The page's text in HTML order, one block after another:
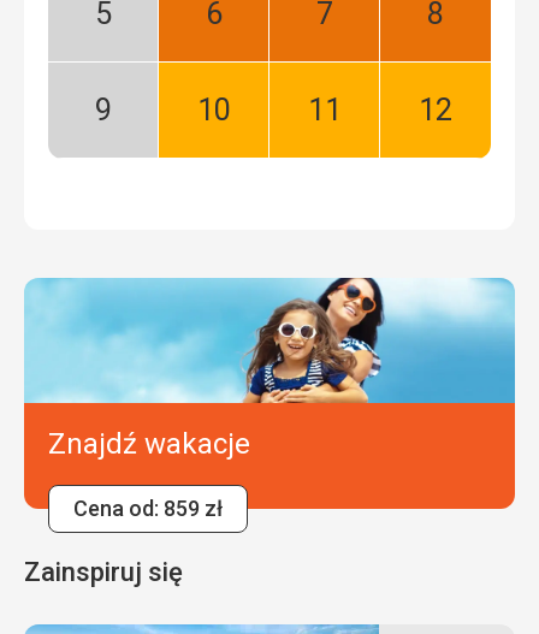
Maj:
Czerwiec:
Lipiec:
Sierpień:
Wrzesień:
Październik:
Listopad:
Grudzień:
Znajdź wakacje
Cena od: 859 zł
Zainspiruj się